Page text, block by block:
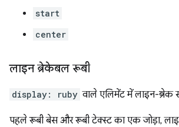
start
center
लाइन ब्रेकेबल रूबी
display: ruby वाले एलिमेंट में लाइन-ब्रेक
पहले रूबी बेस और रूबी टेक्स्ट का एक जोड़ा,